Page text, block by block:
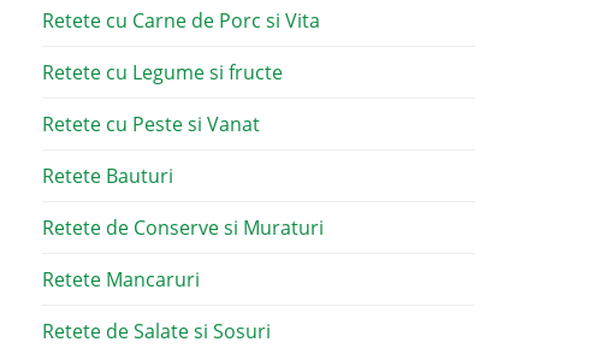
Retete cu Carne de Porc si Vita
Retete cu Legume si fructe
Retete cu Peste si Vanat
Retete Bauturi
Retete de Conserve si Muraturi
Retete Mancaruri
Retete de Salate si Sosuri